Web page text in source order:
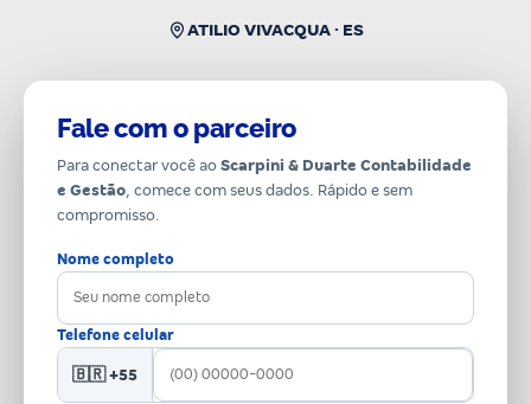
ATILIO VIVACQUA · ES
Fale com o parceiro
Para conectar você ao Scarpini & Duarte Contabilidade
e Gestão, comece com seus dados. Rápido e sem
compromisso.
Nome completo
Telefone celular
🇧🇷 +55